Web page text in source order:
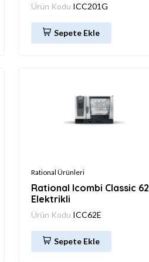
Ürün Kodu ICC201G
Sepete Ekle
Rational Ürünleri
Rational Icombi Classic 62
Elektrikli
Ürün Kodu ICC62E
Sepete Ekle